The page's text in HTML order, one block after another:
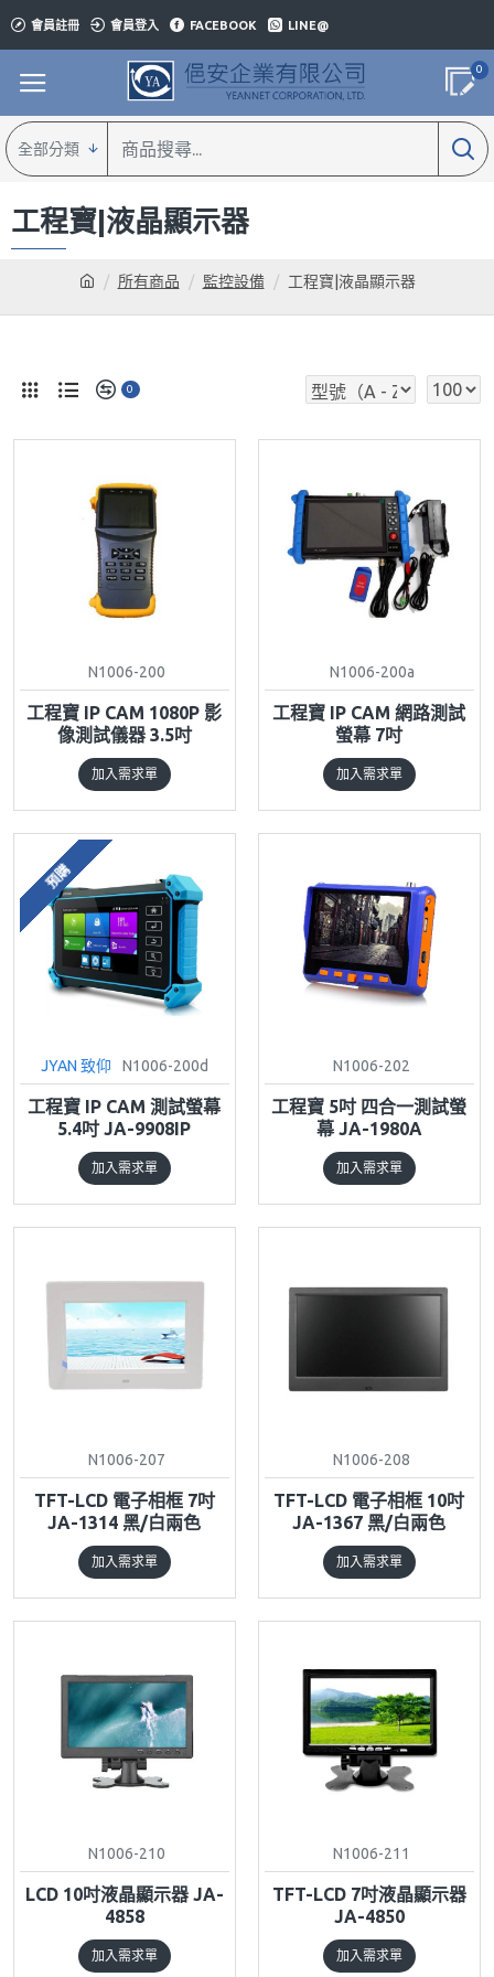
會員註冊 會員登入 FACEBOOK LINE@
0
全部分類
所有商品 監控設備 工程寶|液晶顯示器
工程寶|液晶顯示器
0
N1006-200
工程寶 IP CAM 1080P 影
像測試儀器 3.5吋
加入需求單
N1006-200a
工程寶 IP CAM 網路測試
螢幕 7吋
加入需求單
預購
JYAN 致仰 N1006-200d
工程寶 IP CAM 測試螢幕
5.4吋 JA-9908IP
加入需求單
N1006-202
工程寶 5吋 四合一測試螢
幕 JA-1980A
加入需求單
N1006-207
TFT-LCD 電子相框 7吋
JA-1314 黑/白兩色
加入需求單
N1006-208
TFT-LCD 電子相框 10吋
JA-1367 黑/白兩色
加入需求單
N1006-210
LCD 10吋液晶顯示器 JA-
4858
加入需求單
N1006-211
TFT-LCD 7吋液晶顯示器
JA-4850
加入需求單